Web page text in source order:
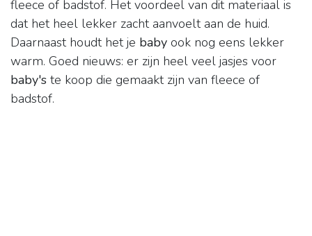
fleece of badstof. Het voordeel van dit materiaal is
dat het heel lekker zacht aanvoelt aan de huid.
Daarnaast houdt het je baby ook nog eens lekker
warm. Goed nieuws: er zijn heel veel jasjes voor
baby's te koop die gemaakt zijn van fleece of
badstof.